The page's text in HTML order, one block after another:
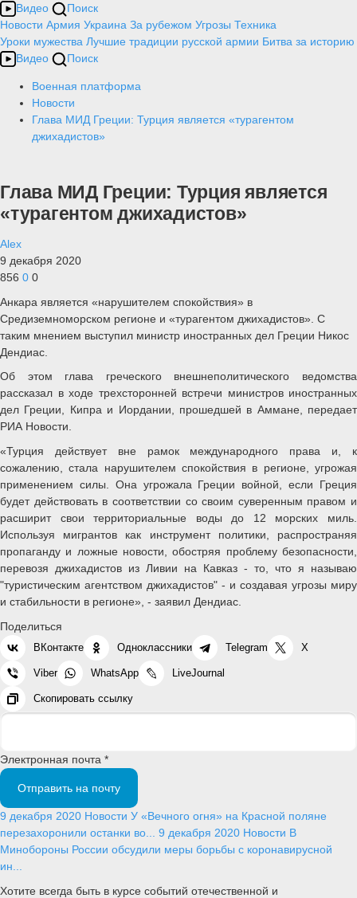
Видео
Поиск
Новости Армия Украина За рубежом Угрозы Техника
Уроки мужества Лучшие традиции русской армии Битва за историю
Видео
Поиск
Военная платформа
Новости
Глава МИД Греции: Турция является «турагентом
джихадистов»
Глава МИД Греции: Турция является
«турагентом джихадистов»
Alex
9 декабря 2020
856 0 0
Анкара является «нарушителем спокойствия» в
Средиземноморском регионе и «турагентом джихадистов». С
таким мнением выступил министр иностранных дел Греции Никос
Дендиас.
Об этом глава греческого внешнеполитического ведомства
рассказал в ходе трехсторонней встречи министров иностранных
дел Греции, Кипра и Иордании, прошедшей в Аммане, передает
РИА Новости.
«Турция действует вне рамок международного права и, к
сожалению, стала нарушителем спокойствия в регионе, угрожая
применением силы. Она угрожала Греции войной, если Греция
будет действовать в соответствии со своим суверенным правом и
расширит свои территориальные воды до 12 морских миль.
Используя мигрантов как инструмент политики, распространяя
пропаганду и ложные новости, обостряя проблему безопасности,
перевозя джихадистов из Ливии на Кавказ - то, что я называю
"туристическим агентством джихадистов" - и создавая угрозы миру
и стабильности в регионе», - заявил Дендиас.
Поделиться
ВКонтакте Одноклассники Telegram X
Viber WhatsApp LiveJournal
Скопировать ссылку
Электронная почта *
Отправить на почту
9 декабря 2020 Новости У «Вечного огня» на Красной поляне
перезахоронили останки во... 9 декабря 2020 Новости В
Минобороны России обсудили меры борьбы с коронавирусной
ин...
Хотите всегда быть в курсе событий отечественной и